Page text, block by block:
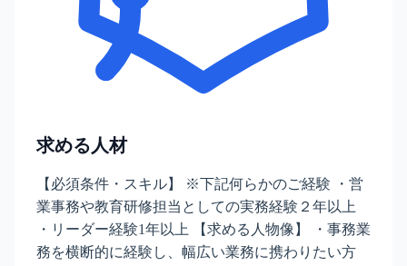
求める人材
【必須条件・スキル】 ※下記何らかのご経験 ・営
業事務や教育研修担当としての実務経験２年以上
・リーダー経験1年以上 【求める人物像】 ・事務業
務を横断的に経験し、幅広い業務に携わりたい方